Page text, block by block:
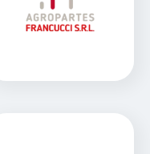
Sitio Web